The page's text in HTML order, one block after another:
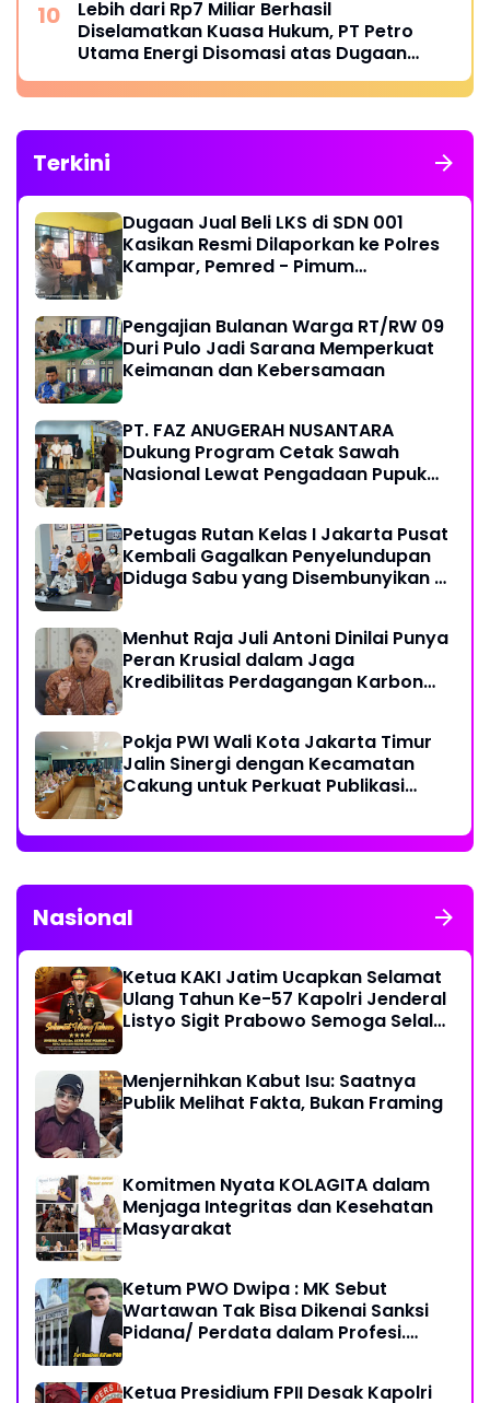
Lebih dari Rp7 Miliar Berhasil
Diselamatkan Kuasa Hukum, PT Petro
Utama Energi Disomasi atas Dugaan
Wanprestasi Pembayaran Success Fee
Terkini
Dugaan Jual Beli LKS di SDN 001
Kasikan Resmi Dilaporkan ke Polres
Kampar, Pemred - Pimum
Pengajian Bulanan Warga RT/RW 09
Duri Pulo Jadi Sarana Memperkuat
Keimanan dan Kebersamaan
PT. FAZ ANUGERAH NUSANTARA
Dukung Program Cetak Sawah
Nasional Lewat Pengadaan Pupuk
Petugas Rutan Kelas I Jakarta Pusat
Kembali Gagalkan Penyelundupan
Diduga Sabu yang Disembunyikan di
Menhut Raja Juli Antoni Dinilai Punya
Peran Krusial dalam Jaga
Kredibilitas Perdagangan Karbon
Pokja PWI Wali Kota Jakarta Timur
Jalin Sinergi dengan Kecamatan
Cakung untuk Perkuat Publikasi
Nasional
Ketua KAKI Jatim Ucapkan Selamat
Ulang Tahun Ke-57 Kapolri Jenderal
Listyo Sigit Prabowo Semoga Selalu
Menjernihkan Kabut Isu: Saatnya
Publik Melihat Fakta, Bukan Framing
Komitmen Nyata KOLAGITA dalam
Menjaga Integritas dan Kesehatan
Masyarakat
Ketum PWO Dwipa : MK Sebut
Wartawan Tak Bisa Dikenai Sanksi
Pidana/ Perdata dalam Profesi.
Ketua Presidium FPII Desak Kapolri